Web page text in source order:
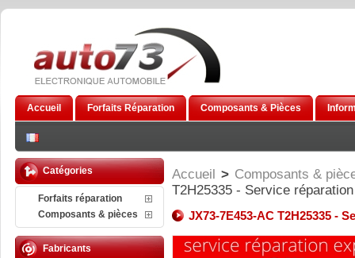
Accueil Forfaits Réparation Composants & Pièces
Catégories
Forfaits réparation
Composants & pièces
Fabricants
Accueil > Composants &
T2H25335 - Service
JX73-7E453-AC T2H25335 -